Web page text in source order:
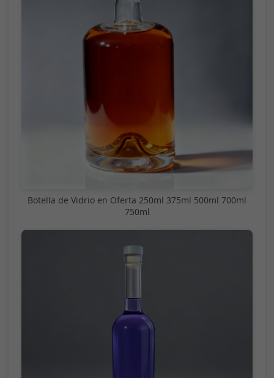
Botella de Vidrio en Oferta 250ml 375ml 500ml 700ml
750ml